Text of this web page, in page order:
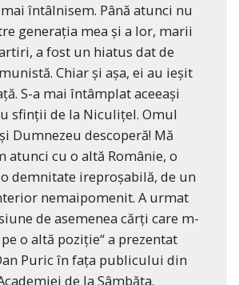
întâlnisem. Până atunci nu
generația mea și a lor, marii
a fost un hiatus dat de
Chiar și așa, ei au ieșit
S-a mai întâmplat aceeași
sfinții de la Niculițel. Omul
Dumnezeu descoperă! Mă
atunci cu o altă Românie, o
demnitate ireproșabilă, de un
nemaipomenit. A urmat
de asemenea cărți care m-
o altă poziție“ a prezentat
Puric în fața publicului din
de la Sâmbăta.